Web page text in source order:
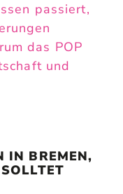
passiert,
das POP
und
IN BREMEN,